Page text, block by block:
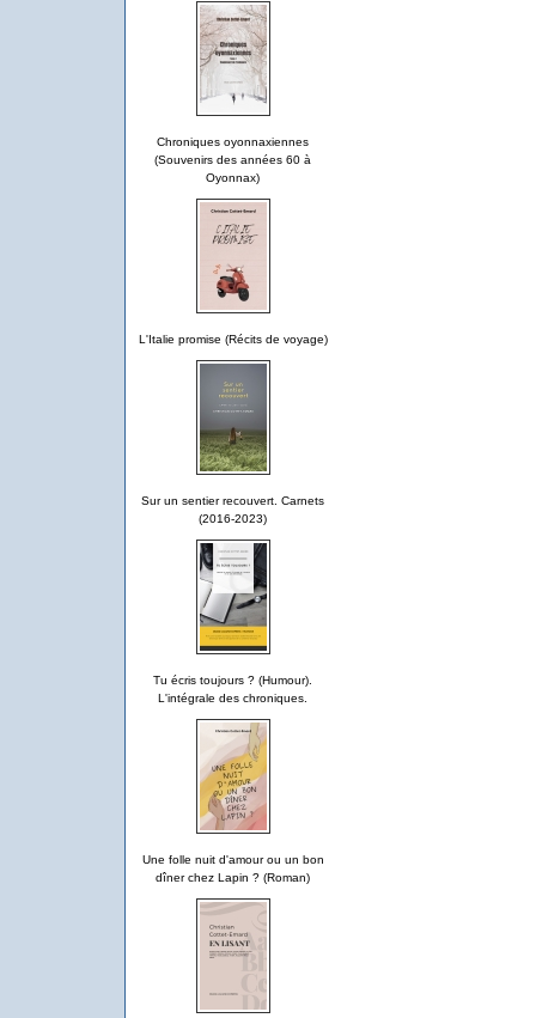
Chroniques oyonnaxiennes
(Souvenirs des années 60 à
Oyonnax)
L'Italie promise (Récits de voyage)
Sur un sentier recouvert. Carnets
(2016-2023)
Tu écris toujours ? (Humour).
L'intégrale des chroniques.
Une folle nuit d'amour ou un bon
dîner chez Lapin ? (Roman)